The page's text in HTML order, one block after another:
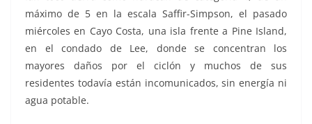
máximo de 5 en la escala Saffir-Simpson, el pasado
miércoles en Cayo Costa, una isla frente a Pine Island,
en el condado de Lee, donde se concentran los
mayores daños por el ciclón y muchos de sus
residentes todavía están incomunicados, sin energía ni
agua potable.